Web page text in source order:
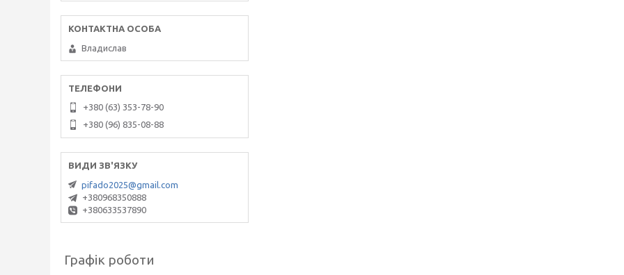
Владислав
+380 (63) 353-78-90
+380 (96) 835-08-88
pifado2025@gmail.com
+380968350888
+380633537890
Графік роботи